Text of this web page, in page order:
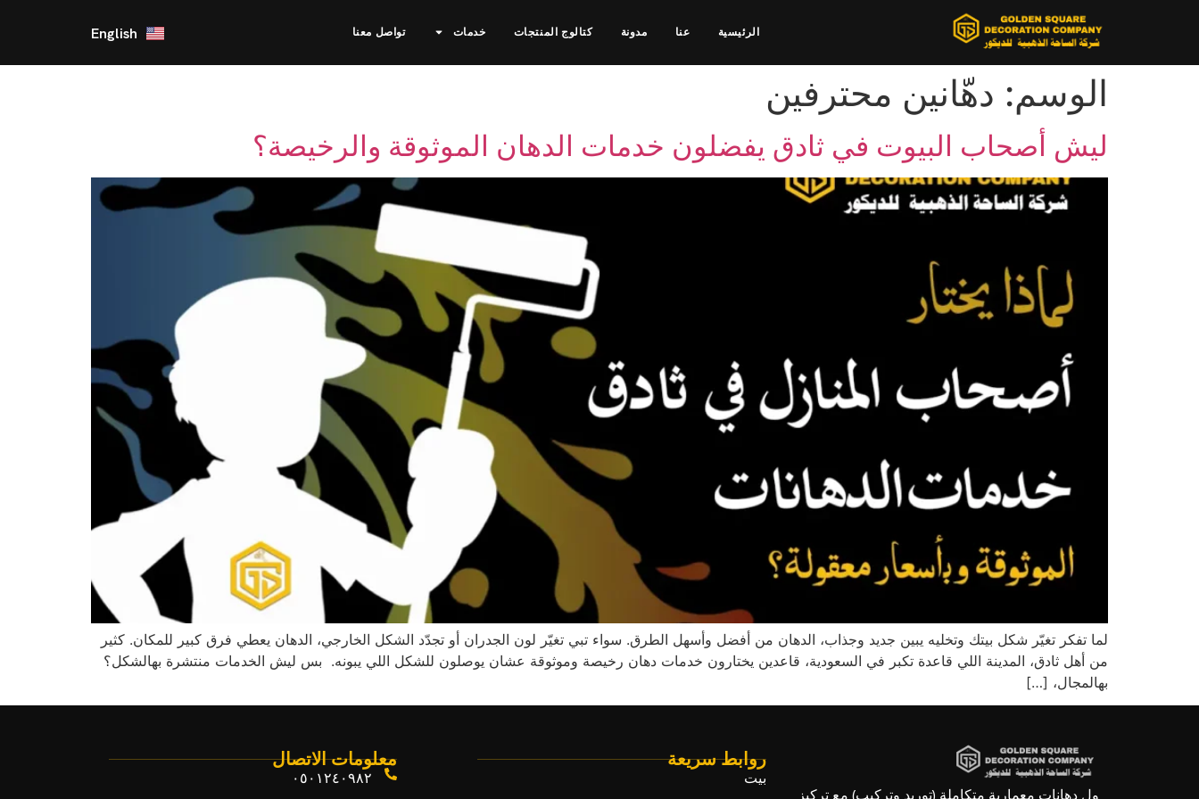
الرئيسية عنا مدونة كتالوج المنتجات خدمات تواصل معنا English
الوسم: دهّانين محترفين
ليش أصحاب البيوت في ثادق يفضلون خدمات الدهان الموثوقة والرخيصة؟
لما تفكر تغيّر شكل بيتك وتخليه يبين جديد وجذاب، الدهان من أفضل وأسهل الطرق. سواء تبي تغيّر لون الجدران أو تجدّد الشكل الخارجي، الدهان يعطي فرق كبير للمكان. كثير
من أهل ثادق، المدينة اللي قاعدة تكبر في السعودية، قاعدين يختارون خدمات دهان رخيصة وموثوقة عشان يوصلون للشكل اللي يبونه. بس ليش الخدمات منتشرة بهالشكل؟
بهالمجال، […]
ول دهانات معمارية متكاملة (توريد وتركيب) مع تركيز
روابط سريعة
بيت
معلومات الاتصال
٠٥٠١٢٤٠٩٨٢